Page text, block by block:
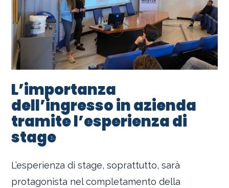
L’importanza
dell’ingresso in azienda
tramite l’esperienza di
stage
L’esperienza di stage, soprattutto, sarà
protagonista nel completamento della